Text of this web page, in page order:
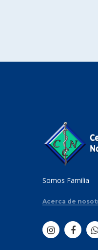
Somos Familia
Acerca de